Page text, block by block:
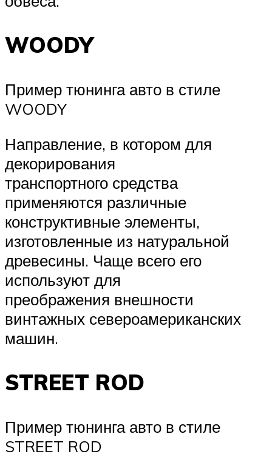
WOODY
Пример тюнинга авто в стиле
WOODY
Направление, в котором для
декорирования
транспортного средства
применяются различные
конструктивные элементы,
изготовленные из натуральной
древесины. Чаще всего его
используют для
преображения внешности
винтажных североамериканских
машин.
STREET ROD
Пример тюнинга авто в стиле
STREET ROD